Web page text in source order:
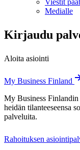
Viestit
Medialle
Kirjaudu
Aloita asiointi
My Business Finland
My Business
heidän tilanteeseensa
palveluita.
Rahoituksen